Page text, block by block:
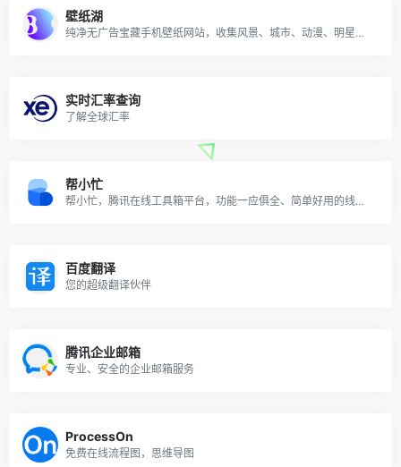
壁纸湖
纯净无广告宝藏手机壁纸网站，收集风景、城市、动漫、明星等等各种类型的手机壁纸
实时汇率查询
了解全球汇率
帮小忙
帮小忙，腾讯在线工具箱平台，功能一应俱全、简单好用的线上工具宝
百度翻译
您的超级翻译伙伴
腾讯企业邮箱
专业、安全的企业邮箱服务
ProcessOn
免费在线流程图，思维导图